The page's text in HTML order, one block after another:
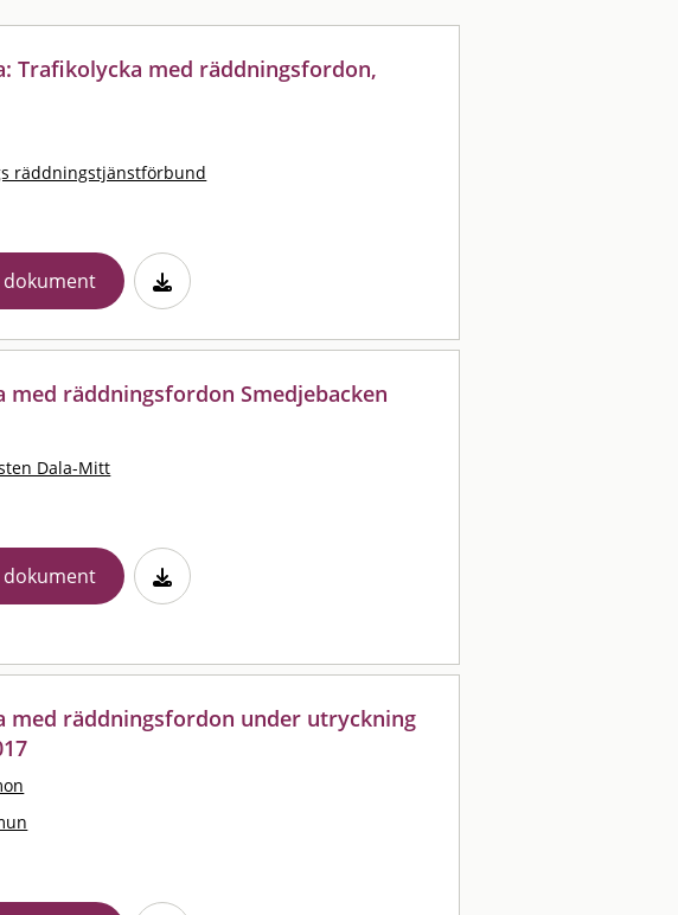
Trafikolycka med räddningsfordon,
räddningstjänstförbund
dokument
med räddningsfordon Smedjebacken
Dala-Mitt
dokument
med räddningsfordon under utryckning